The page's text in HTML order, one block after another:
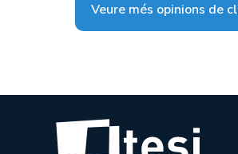
Veure més opinions de